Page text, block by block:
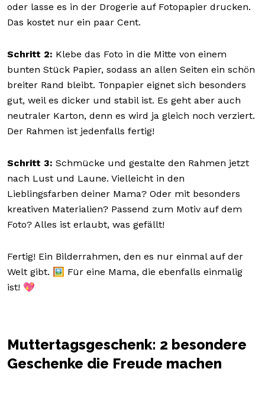
oder lasse es in der Drogerie auf Fotopapier drucken.
Das kostet nur ein paar Cent.
Schritt 2: Klebe das Foto in die Mitte von einem
bunten Stück Papier, sodass an allen Seiten ein schön
breiter Rand bleibt. Tonpapier eignet sich besonders
gut, weil es dicker und stabil ist. Es geht aber auch
neutraler Karton, denn es wird ja gleich noch verziert.
Der Rahmen ist jedenfalls fertig!
Schritt 3: Schmücke und gestalte den Rahmen jetzt
nach Lust und Laune. Vielleicht in den
Lieblingsfarben deiner Mama? Oder mit besonders
kreativen Materialien? Passend zum Motiv auf dem
Foto? Alles ist erlaubt, was gefällt!
Fertig! Ein Bilderrahmen, den es nur einmal auf der
Welt gibt. 🖼️ Für eine Mama, die ebenfalls einmalig
ist! 💖
Muttertagsgeschenk: 2 besondere
Geschenke die Freude machen